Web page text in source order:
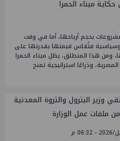
ميناء الحمرا
بحجم أرباحها، أما في وقت
فتُقاس قيمتها بقدرتها على
ومن هذا المنطلق، يظل ميناء الحمرا
وذراعًا استراتيجية تمنح
وزير البترول والثروة المعدنية
ملفات عمل الوزارة